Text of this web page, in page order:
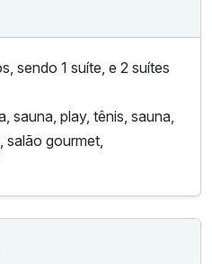
sendo 1 suíte, e 2 suítes
sauna, play, tênis, sauna,
salão gourmet,